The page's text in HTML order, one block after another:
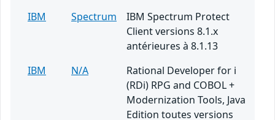
IBM
Spectrum
IBM Spectrum Protect
Client versions 8.1.x
antérieures à 8.1.13
IBM
N/A
Rational Developer for i
(RDi) RPG and COBOL +
Modernization Tools, Java
Edition toutes versions